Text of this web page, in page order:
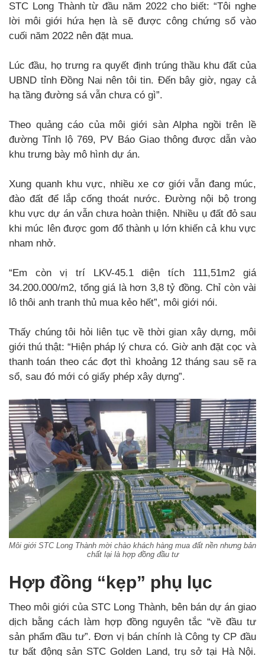
STC Long Thành từ đầu năm 2022 cho biết: “Tôi nghe
lời môi giới hứa hẹn là sẽ được công chứng sổ vào
cuối năm 2022 nên đặt mua.
Lúc đầu, họ trưng ra quyết định trúng thầu khu đất của
UBND tỉnh Đồng Nai nên tôi tin. Đến bây giờ, ngay cả
hạ tầng đường sá vẫn chưa có gì”.
Theo quảng cáo của môi giới sàn Alpha ngồi trên lề
đường Tỉnh lộ 769, PV Báo Giao thông được dẫn vào
khu trưng bày mô hình dự án.
Xung quanh khu vực, nhiều xe cơ giới vẫn đang múc,
đào đất để lắp cống thoát nước. Đường nội bộ trong
khu vực dự án vẫn chưa hoàn thiện. Nhiều ụ đất đỏ sau
khi múc lên được gom đổ thành ụ lớn khiến cả khu vực
nham nhở.
“Em còn vị trí LKV-45.1 diện tích 111,51m2 giá
34.200.000/m2, tổng giá là hơn 3,8 tỷ đồng. Chỉ còn vài
lô thôi anh tranh thủ mua kẻo hết”, môi giới nói.
Thấy chúng tôi hỏi liên tục về thời gian xây dựng, môi
giới thú thật: “Hiện pháp lý chưa có. Giờ anh đặt cọc và
thanh toán theo các đợt thì khoảng 12 tháng sau sẽ ra
sổ, sau đó mới có giấy phép xây dựng”.
Môi giới STC Long Thành mời chào khách hàng mua đất nền nhưng bản
chất lại là hợp đồng đầu tư
Hợp đồng “kẹp” phụ lục
Theo môi giới của STC Long Thành, bên bán dự án giao
dịch bằng cách làm hợp đồng nguyên tắc “về đầu tư
sản phẩm đầu tư”. Đơn vị bán chính là Công ty CP đầu
tư bất động sản STC Golden Land, trụ sở tại Hà Nội.